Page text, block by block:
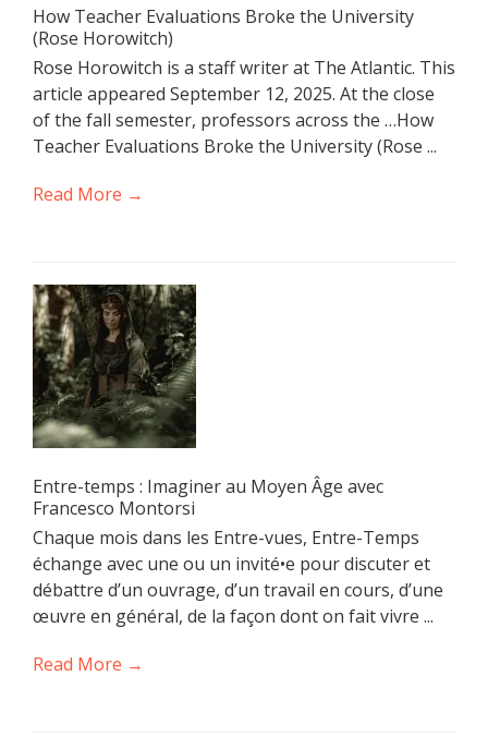
How Teacher Evaluations Broke the University
(Rose Horowitch)
Rose Horowitch is a staff writer at The Atlantic. This
article appeared September 12, 2025. At the close
of the fall semester, professors across the …How
Teacher Evaluations Broke the University (Rose ...
Read More →
Entre-temps : Imaginer au Moyen Âge avec
Francesco Montorsi
Chaque mois dans les Entre-vues, Entre-Temps
échange avec une ou un invité•e pour discuter et
débattre d’un ouvrage, d’un travail en cours, d’une
œuvre en général, de la façon dont on fait vivre ...
Read More →